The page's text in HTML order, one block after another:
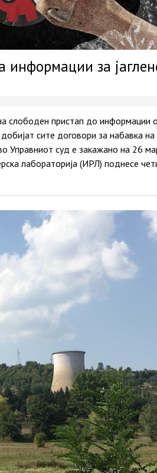
информации за
слободен пристап до информации
сите договори за набавка на
Управниот суд е закажано на 26
лабораторија (ИРЛ) поднесе